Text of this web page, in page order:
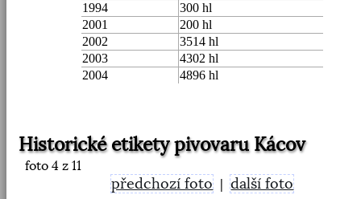
1994
300 hl
2001
200 hl
2002
3514 hl
2003
4302 hl
2004
4896 hl
Historické etikety pivovaru Kácov
foto 4 z 11
předchozí foto |další foto